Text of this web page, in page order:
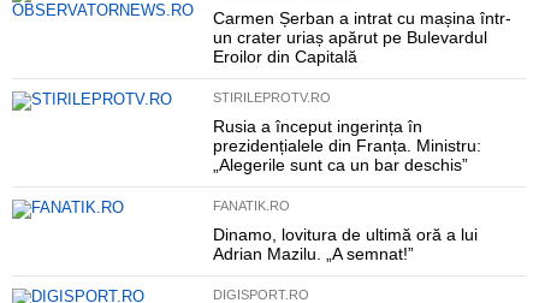
Carmen Șerban a intrat cu mașina într-
un crater uriaș apărut pe Bulevardul
Eroilor din Capitală
STIRILEPROTV.RO
Rusia a început ingerința în
prezidențialele din Franța. Ministru:
„Alegerile sunt ca un bar deschis”
FANATIK.RO
Dinamo, lovitura de ultimă oră a lui
Adrian Mazilu. „A semnat!”
DIGISPORT.RO